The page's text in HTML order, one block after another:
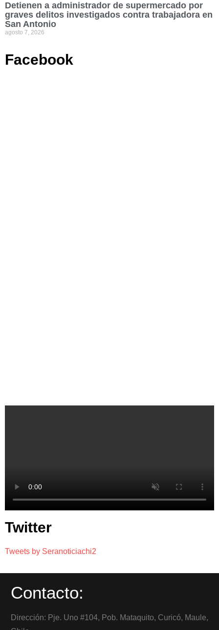
Detienen a administrador de supermercado por
graves delitos investigados contra trabajadora en
San Antonio
agosto 7, 2026
Facebook
Twitter
Tweets by Seranoticiachi2
Contacto:
Dirección: Pje. Uno #104, Pob. Mataquito, Curicó, Maule,